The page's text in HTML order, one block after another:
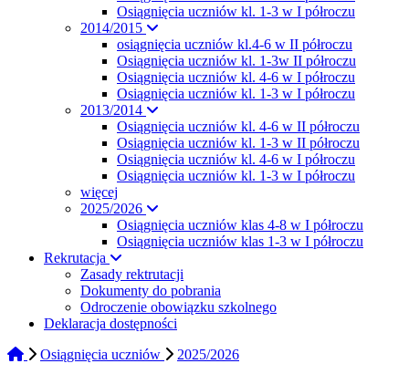
Osiągnięcia uczniów kl. 1-3 w I półroczu
2014/2015
osiągnięcia uczniów kl.4-6 w II półroczu
Osiągnięcia uczniów kl. 1-3w II półroczu
Osiągnięcia uczniów kl. 4-6 w I półroczu
Osiągnięcia uczniów kl. 1-3 w I półroczu
2013/2014
Osiągnięcia uczniów kl. 4-6 w II półroczu
Osiągnięcia uczniów kl. 1-3 w II półroczu
Osiągnięcia uczniów kl. 4-6 w I półroczu
Osiągnięcia uczniów kl. 1-3 w I półroczu
więcej
2025/2026
Osiągnięcia uczniów klas 4-8 w I półroczu
Osiągnięcia uczniów klas 1-3 w I półroczu
Rekrutacja
Zasady rektrutacji
Dokumenty do pobrania
Odroczenie obowiązku szkolnego
Deklaracja dostępności
Osiągnięcia uczniów
2025/2026